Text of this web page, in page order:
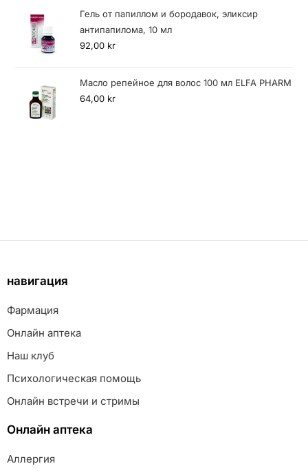
Гель от папиллом и бородавок, эликсир
антипапилома, 10 мл
92,00 kr
Масло репейное для волос 100 мл ELFA PHARM
64,00 kr
навигация
Фармация
Онлайн аптека
Наш клуб
Психологическая помощь
Онлайн встречи и стримы
Онлайн аптека
Аллергия